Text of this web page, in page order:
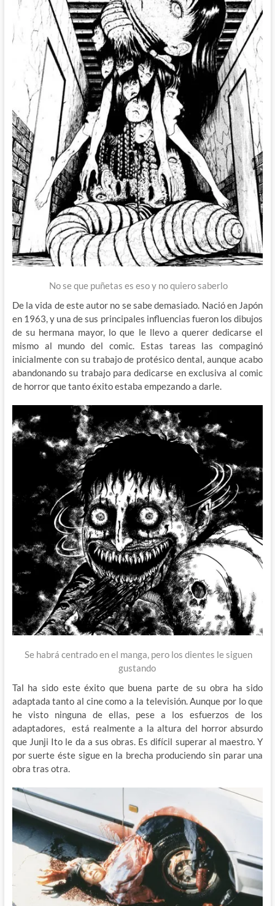
No se que puñetas es eso y no quiero saberlo
De la vida de este autor no se sabe demasiado. Nació en Japón
en 1963, y una de sus principales influencias fueron los dibujos
de su hermana mayor, lo que le llevo a querer dedicarse el
mismo al mundo del comic. Estas tareas las compaginó
inicialmente con su trabajo de protésico dental, aunque acabo
abandonando su trabajo para dedicarse en exclusiva al comic
de horror que tanto éxito estaba empezando a darle.
Se habrá centrado en el manga, pero los dientes le siguen
gustando
Tal ha sido este éxito que buena parte de su obra ha sido
adaptada tanto al cine como a la televisión. Aunque por lo que
he visto ninguna de ellas, pese a los esfuerzos de los
adaptadores, está realmente a la altura del horror absurdo
que Junji Ito le da a sus obras. Es difícil superar al maestro. Y
por suerte éste sigue en la brecha produciendo sin parar una
obra tras otra.